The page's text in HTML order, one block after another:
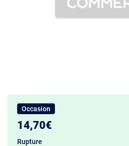
Occasion
14,70€
Rupture